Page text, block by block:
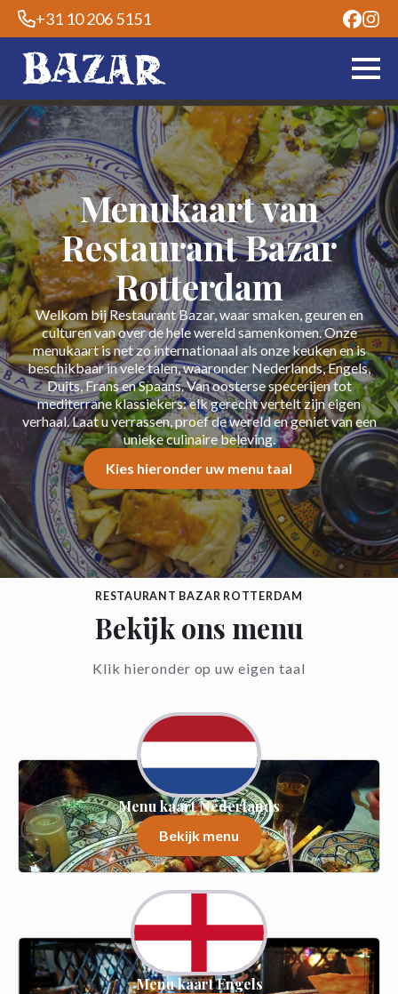
+31 10 206 5151
Menukaart van
Restaurant Bazar
Rotterdam
Welkom bij Restaurant Bazar, waar smaken, geuren en
culturen van over de hele wereld samenkomen. Onze
menukaart is net zo internationaal als onze keuken en is
beschikbaar in vele talen, waaronder Nederlands, Engels,
Duits, Frans en Spaans. Van oosterse specerijen tot
mediterrane klassiekers: elk gerecht vertelt zijn eigen
verhaal. Laat u verrassen, proef de wereld en geniet van een
unieke culinaire beleving.
Kies hieronder uw menu taal
RESTAURANT BAZAR ROTTERDAM
Bekijk ons menu
Klik hieronder op uw eigen taal
Menu kaart Nederlands
Bekijk menu
Menu kaart Engels